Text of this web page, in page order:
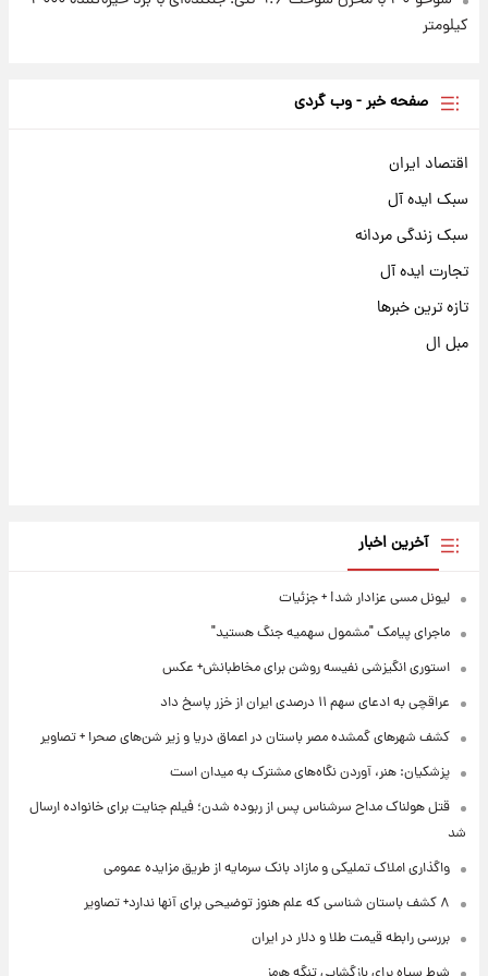
کیلومتر
صفحه خبر - وب گردی
اقتصاد ایران
سبک ایده آل
سبک زندگی مردانه
تجارت ایده آل
تازه ترین خبرها
مبل ال
آخرین اخبار
لیونل مسی عزادار شد! + جزئیات
ماجرای پیامک "مشمول سهمیه جنگ هستید"
استوری انگیزشی نفیسه روشن برای مخاطبانش+ عکس
عراقچی به ادعای سهم ۱۱ درصدی ایران از خزر پاسخ داد
کشف شهرهای گمشده مصر باستان در اعماق دریا و زیر شن‌های صحرا + تصاویر
پزشکیان: هنر، آوردن نگاه‌های مشترک به میدان است
قتل هولناک مداح سرشناس پس از ربوده شدن؛ فیلم جنایت برای خانواده ارسال
شد
واگذاری املاک تملیکی و مازاد بانک سرمایه از طریق مزایده عمومی
۸ کشف باستان شناسی که علم هنوز توضیحی برای آنها ندارد+ تصاویر
بررسی رابطه قیمت طلا و دلار در ایران